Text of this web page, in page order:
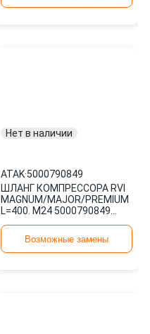
Нет в наличии
ATAK·5000790849
ШЛАНГ КОМПРЕССОРА RVI
MAGNUM/MAJOR/PREMIUM
L=400. M24 5000790849
Возможные замены